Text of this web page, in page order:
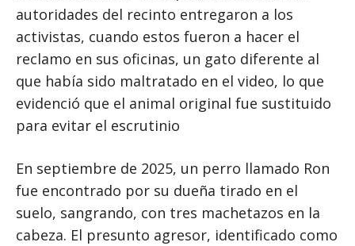
autoridades del recinto entregaron a los
activistas, cuando estos fueron a hacer el
reclamo en sus oficinas, un gato diferente al
que había sido maltratado en el video, lo que
evidenció que el animal original fue sustituido
para evitar el escrutinio
En septiembre de 2025, un perro llamado Ron
fue encontrado por su dueña tirado en el
suelo, sangrando, con tres machetazos en la
cabeza. El presunto agresor, identificado como